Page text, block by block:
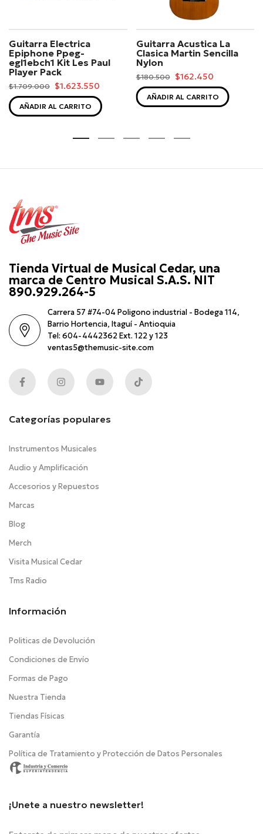
Guitarra Electrica
Epiphone Ppeg-
egl1ebch1 Kit Les Paul
Player Pack
$1.709.000 $1.623.550
AÑADIR AL CARRITO
Guitarra Acustica La
Clasica Martin Sencilla
Nylon
$180.500 $162.450
AÑADIR AL CARRITO
Tienda Virtual de Musical Cedar, una
marca de Centro Musical S.A.S. NIT
890.929.264-5
Carrera 57 #74-04 Poligono industrial - Bodega 114,
Barrio Hortencia, Itaguí - Antioquia
Tel: 604-4442362 Ext. 122 y 123
ventas5@themusic-site.com
Categorías populares
Instrumentos Musicales
Audio y Amplificación
Accesorios y Repuestos
Marcas
Blog
Merch
Visita Musical Cedar
Tms Radio
Información
Politicas de Devolución
Condiciones de Envío
Formas de Pago
Nuestra Tienda
Tiendas Físicas
Garantía
Política de Tratamiento y Protección de Datos Personales
¡Unete a nuestro newsletter!